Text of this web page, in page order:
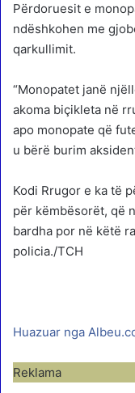
Përdoruesit e
ndëshkohen me
qarkullimit.
“Monopatet janë
akoma biçikleta në
apo monopate që
u bërë burim
Kodi Rrugor e ka të
për këmbësorët, që
bardha por në këtë
policia./TCH
Huazuar nga
Reklama